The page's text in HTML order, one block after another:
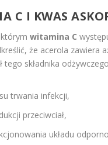
C I KWAS
witamina C
że acerola zawiera
tego składnika
trwania infekcji,
przeciwciał,
układu